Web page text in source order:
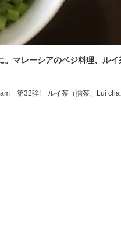
マレーシアのベジ料理、ル
第32弾!「ルイ茶（擂茶、Lui